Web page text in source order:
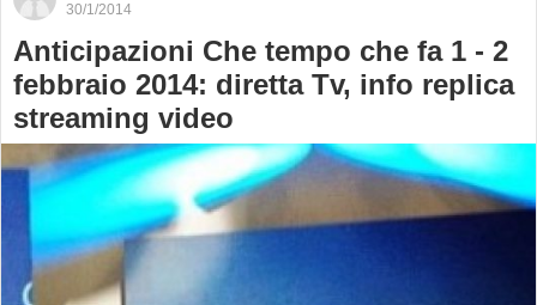
30/1/2014
Anticipazioni Che tempo che fa 1 - 2
febbraio 2014: diretta Tv, info replica
streaming video